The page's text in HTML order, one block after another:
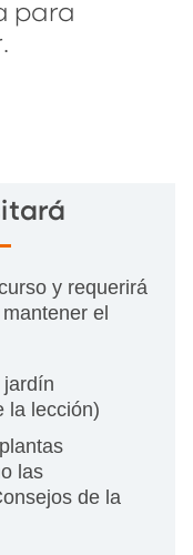
para
y requerirá
el
jardín
la lección)
las
de la